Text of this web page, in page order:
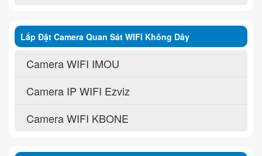
Lắp Đặt Camera Quan Sát WIFI Không Dây
Camera WIFI IMOU
Camera IP WIFI Ezviz
Camera WIFI KBONE